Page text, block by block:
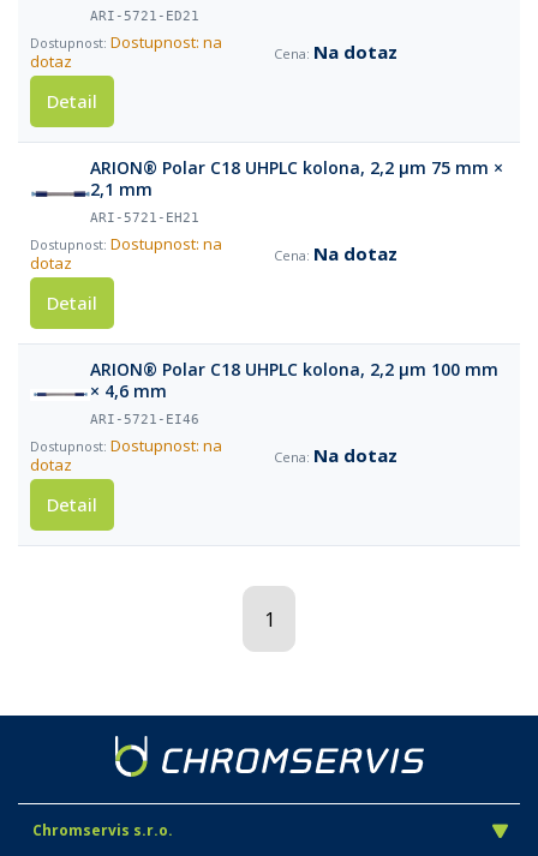
ARI-5721-ED21
Dostupnost: na
dotaz
Na dotaz
Detail
ARION® Polar C18 UHPLC kolona, 2,2 µm 75 mm ×
2,1 mm
ARI-5721-EH21
Dostupnost: na
dotaz
Na dotaz
Detail
ARION® Polar C18 UHPLC kolona, 2,2 µm 100 mm
× 4,6 mm
ARI-5721-EI46
Dostupnost: na
dotaz
Na dotaz
Detail
1
Chromservis s.r.o.